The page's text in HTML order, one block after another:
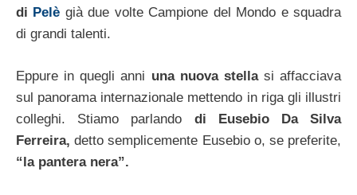
di Pelè già due volte Campione del Mondo e squadra
di grandi talenti.
Eppure in quegli anni una nuova stella si affacciava
sul panorama internazionale mettendo in riga gli illustri
colleghi. Stiamo parlando di Eusebio Da Silva
Ferreira, detto semplicemente Eusebio o, se preferite,
“la pantera nera”.